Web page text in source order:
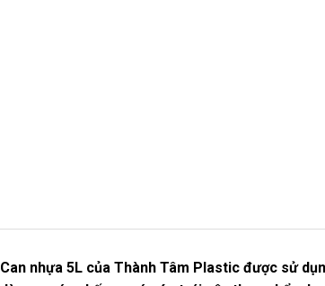
Can nhựa 5L của Thành Tâm Plastic được sử